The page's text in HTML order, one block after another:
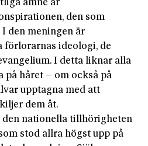
ämne är
den som
den meningen är
förlorarnas ideologi, de
I detta liknar alla
på håret – om också på
upptagna med att
dem åt.
den nationella tillhörigheten
stod allra högst upp på